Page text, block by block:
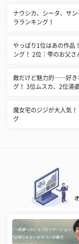
ナウシカ、シータ、サ
ラランキング！
やっぱり1位はあの作品
ング！ 2位：雫のお父
敵だけど魅力的……好き
グ！ 3位ムスカ、2位湯
魔女宅のジジが大人気
グ